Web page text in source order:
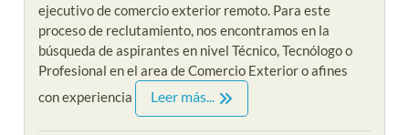
ejecutivo de comercio exterior remoto. Para este
proceso de reclutamiento, nos encontramos en la
búsqueda de aspirantes en nivel Técnico, Tecnólogo o
Profesional en el area de Comercio Exterior o afines
con experiencia
Leer más...